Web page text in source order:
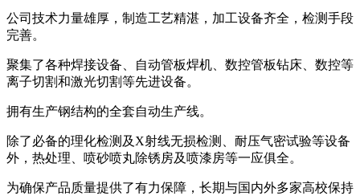
公司技术力量雄厚，制造工艺精湛，加工设备齐全，检测手段
完善。
聚集了各种焊接设备、自动管板焊机、数控管板钻床、数控等
离子切割和激光切割等先进设备。
拥有生产钢结构的全套自动生产线。
除了必备的理化检测及X射线无损检测、耐压气密试验等设备
外，热处理、喷砂喷丸除锈房及喷漆房等一应俱全。
为确保产品质量提供了有力保障，长期与国内外多家高校保持